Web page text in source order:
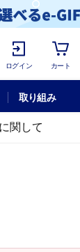
ログイン カート
取り組み
関して